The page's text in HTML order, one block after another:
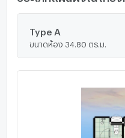
ฟื้นฟูแนวชายหาดที่ทำให้ดูสบ
หลากหลายให้เลือกตลอดแน
Type A
ขนาดห้อง 34.80 ตร.ม.